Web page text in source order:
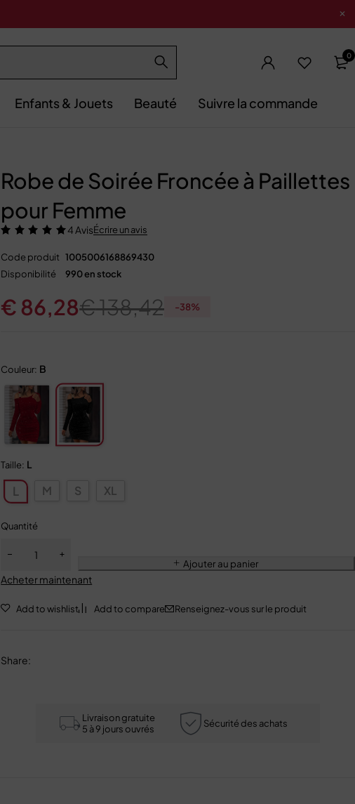
0
Enfants & Jouets Beauté Suivre la commande
Robe de Soirée Froncée à Paillettes
pour Femme
4 AvisÉcrire un avis
Code produit 1005006168869430
Disponibilité
990 en stock
€138,42
€ 86,28 -38%
Couleur: B
Taille: L
L M S XL
Quantité
Ajouter au panier
Acheter maintenant
Renseignez-vous sur le produit
Share:
Livraison gratuite
5 à 9 jours ouvrés
Sécurité des achats